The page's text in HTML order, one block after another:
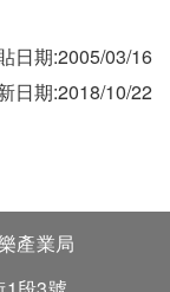
日期:2005/03/16
日期:2018/10/22
產業局